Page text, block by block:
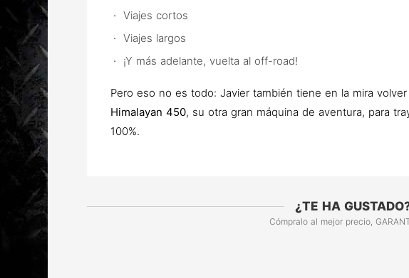
Viajes cortos
Viajes largos
¡Y más adelante, vuelta al off-road!
Pero eso no es todo: Javier también tiene en la mira
Himalayan 450, su otra gran máquina de aventura, para
100%.
¿TE HA
Cómpralo al mejor precio,